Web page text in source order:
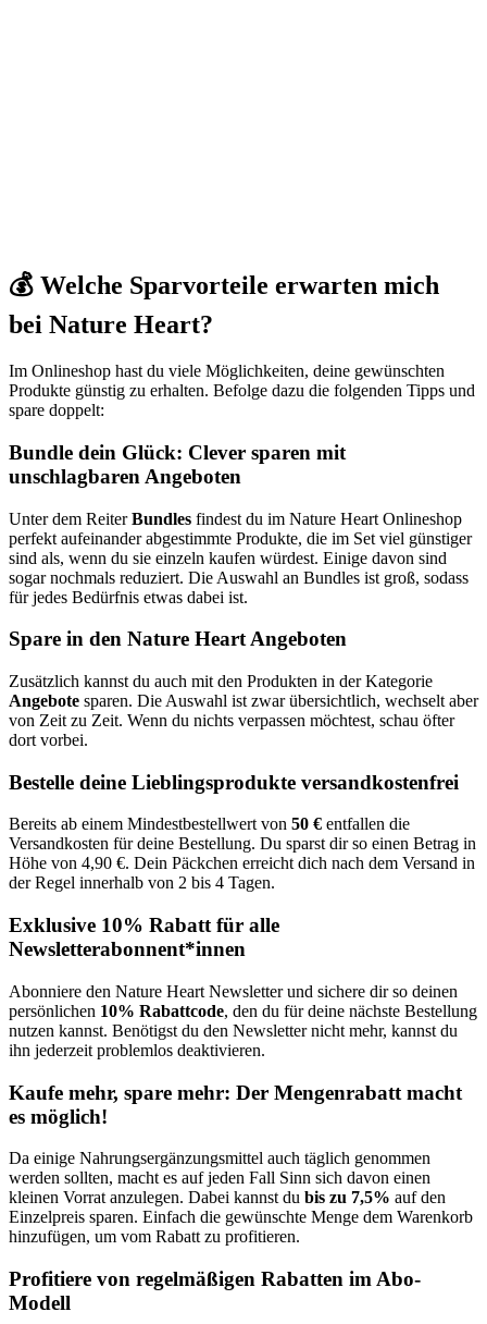
💰 Welche Sparvorteile erwarten mich
bei Nature Heart?
Im Onlineshop hast du viele Möglichkeiten, deine gewünschten
Produkte günstig zu erhalten. Befolge dazu die folgenden Tipps und
spare doppelt:
Bundle dein Glück: Clever sparen mit
unschlagbaren Angeboten
Unter dem ReiterBundles findest du im Nature Heart Onlineshop
perfekt aufeinander abgestimmte Produkte, die im Set viel günstiger
sind als, wenn du sie einzeln kaufen würdest. Einige davon sind
sogar nochmals reduziert. Die Auswahl an Bundles ist groß, sodass
für jedes Bedürfnis etwas dabei ist.
Spare in den Nature Heart Angeboten
Zusätzlich kannst du auch mit den Produkten in der Kategorie
Angebote sparen. Die Auswahl ist zwar übersichtlich, wechselt aber
von Zeit zu Zeit. Wenn du nichts verpassen möchtest, schau öfter
dort vorbei.
Bestelle deine Lieblingsprodukte versandkostenfrei
Bereits ab einem Mindestbestellwert von 50 € entfallen die
Versandkosten für deine Bestellung. Du sparst dir so einen Betrag in
Höhe von 4,90 €. Dein Päckchen erreicht dich nach dem Versand in
der Regel innerhalb von 2 bis 4 Tagen.
Exklusive 10% Rabatt für alle
Newsletterabonnent*innen
Abonniere den Nature Heart Newsletter und sichere dir so deinen
persönlichen 10% Rabattcode, den du für deine nächste Bestellung
nutzen kannst. Benötigst du den Newsletter nicht mehr, kannst du
ihn jederzeit problemlos deaktivieren.
Kaufe mehr, spare mehr: Der Mengenrabatt macht
es möglich!
Da einige Nahrungsergänzungsmittel auch täglich genommen
werden sollten, macht es auf jeden Fall Sinn sich davon einen
kleinen Vorrat anzulegen. Dabei kannst du bis zu 7,5% auf den
Einzelpreis sparen. Einfach die gewünschte Menge dem Warenkorb
hinzufügen, um vom Rabatt zu profitieren.
Profitiere von regelmäßigen Rabatten im Abo-
Modell